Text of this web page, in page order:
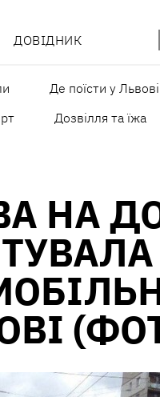
ДОВІДНИК
Де поїсти у Львові
Дозвілля та їжа
НА